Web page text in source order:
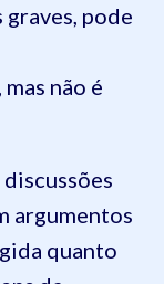
pode
não é
argumentos
quanto